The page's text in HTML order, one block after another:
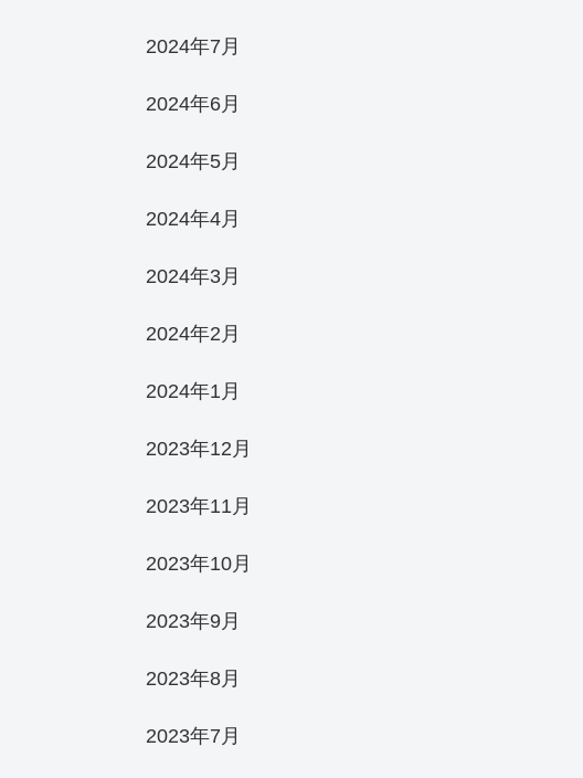
2024年7月
2024年6月
2024年5月
2024年4月
2024年3月
2024年2月
2024年1月
2023年12月
2023年11月
2023年10月
2023年9月
2023年8月
2023年7月